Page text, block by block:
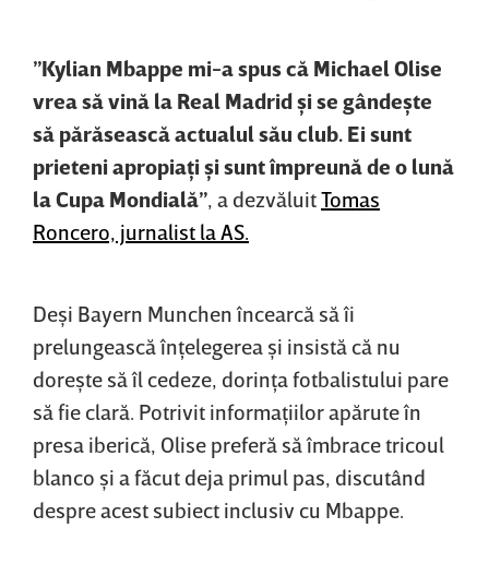
”Kylian Mbappe mi-a spus că Michael Olise
vrea să vină la Real Madrid şi se gândeşte
să părăsească actualul său club. Ei sunt
prieteni apropiaţi şi sunt împreună de o lună
la Cupa Mondială” , a dezvăluitTomas
Roncero, jurnalist la AS.
Deşi Bayern Munchen încearcă să îi
prelungească înţelegerea şi insistă că nu
doreşte să îl cedeze, dorinţa fotbalistului pare
să fie clară. Potrivit informaţiilor apărute în
presa iberică, Olise preferă să îmbrace tricoul
blanco şi a făcut deja primul pas, discutând
despre acest subiect inclusiv cu Mbappe.